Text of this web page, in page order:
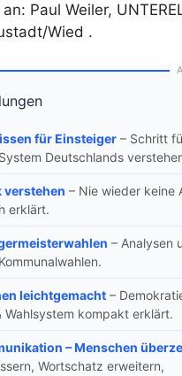
Paul Weiler,
Wied .
für Einsteiger– Schritt
Deutschlands
verstehen – Nie wieder keine
erklärt.
– Analysen
leichtgemacht–
Wahlsystem kompakt erklärt.
– Menschen
Wortschatz erweitern,